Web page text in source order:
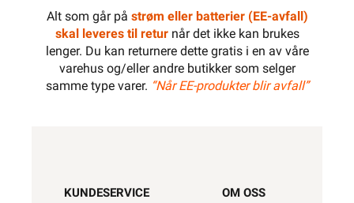
Alt som går på strøm eller batterier (EE-avfall)
skal leveres til returnår det ikke kan brukes
lenger. Du kan returnere dette gratis i en av våre
varehus og/eller andre butikker som selger
samme type varer. “Når EE-produkter blir avfall”
KUNDESERVICE OM OSS